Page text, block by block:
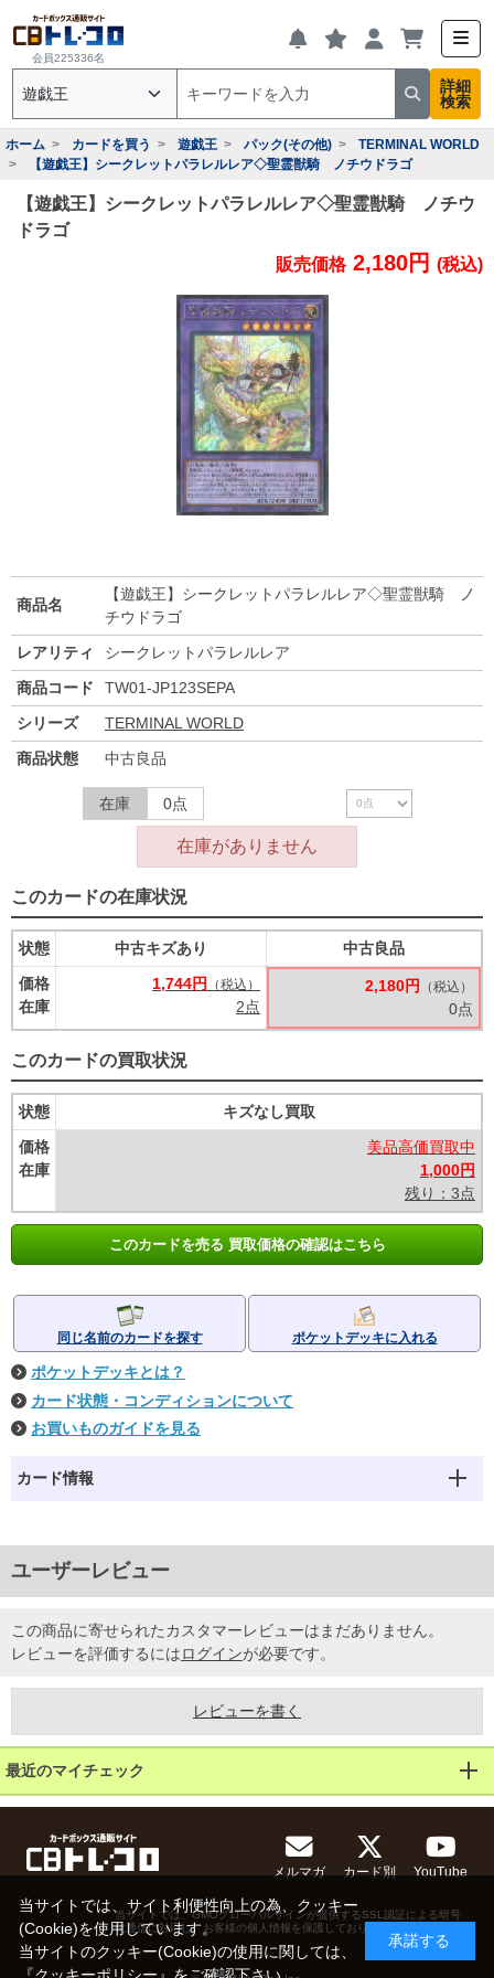
会員225336名
詳細
検索
ホーム カードを買う 遊戯王 パック(その他)
TERMINAL WORLD
【遊戯王】シークレットパラレルレア◇聖霊獣騎 ノチウドラゴ
【遊戯王】シークレットパラレルレア◇聖霊獣騎 ノチウ
ドラゴ
販売価格 2,180円 (税込)
商品名
【遊戯王】シークレットパラレルレア◇聖霊獣騎 ノ
チウドラゴ
レアリティ
シークレットパラレルレア
商品コード
TW01-JP123SEPA
シリーズ
TERMINAL WORLD
商品状態
中古良品
在庫 0点
在庫がありません
このカードの在庫状況
状態
価格
在庫
中古キズあり
1,744円
（税込）
2点
中古良品
2,180円 （税込）
0点
このカードの買取状況
状態
価格
在庫
キズなし買取
美品高価買取中
1,000円
残り：3点
このカードを売る 買取価格の確認はこちら
同じ名前のカードを探す ポケットデッキに入れる
ポケットデッキとは？
カード状態・コンディションについて
お買いものガイドを見る
カード情報
ユーザーレビュー
この商品に寄せられたカスタマーレビューはまだありません。
レビューを評価するにはログインが必要です。
レビューを書く
最近のマイチェック
メルマガ カード別 YouTube
当サイトでは、GMOグローバルサインが提供するSSL認証による暗号
化通信に対応し、お客様の個人情報を保護しております。
当サイトでは、サイト利便性向上の為、クッキー
(Cookie)を使用しています。
当サイトのクッキー(Cookie)の使用に関しては、
承諾する